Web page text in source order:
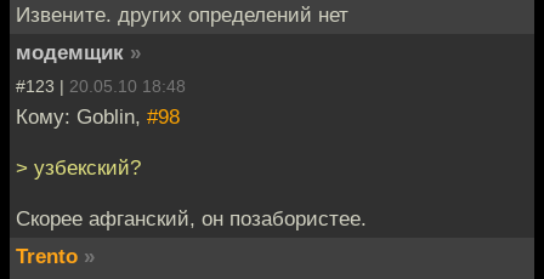
Извените. других определений нет
модемщик »
#123 | 20.05.10 18:48
Кому: Goblin, #98
> узбекский?
Скорее афганский, он позабористее.
Trento »